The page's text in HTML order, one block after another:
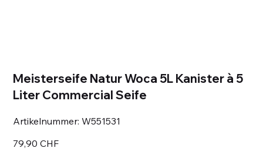
Meisterseife Natur Woca 5L Kanister à 5
Liter Commercial Seife
Artikelnummer: Artikelnummer:
W551531
W551531
79,90 CHF